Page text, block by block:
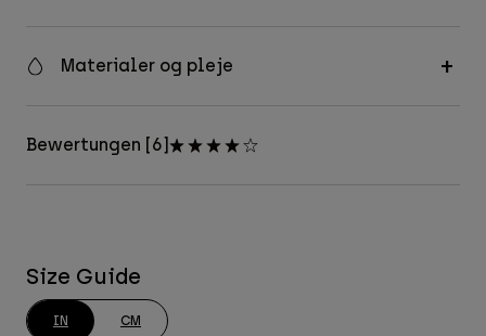
Materialer og pleje
Bewertungen [6]
Size Guide
IN CM